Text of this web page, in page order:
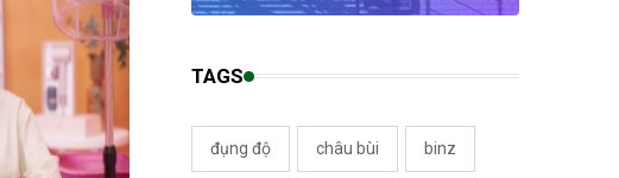
TAGS
đụng độ châu bùi binz